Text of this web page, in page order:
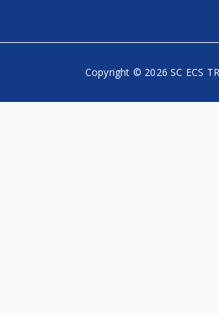
Copyright © 2026 SC ECS